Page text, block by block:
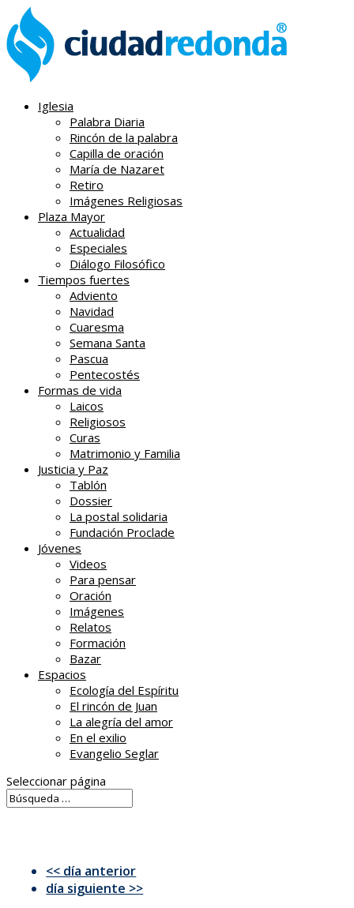
Iglesia
Palabra Diaria
Rincón de la palabra
Capilla de oración
María de Nazaret
Retiro
Imágenes Religiosas
Plaza Mayor
Actualidad
Especiales
Diálogo Filosófico
Tiempos fuertes
Adviento
Navidad
Cuaresma
Semana Santa
Pascua
Pentecostés
Formas de vida
Laicos
Religiosos
Curas
Matrimonio y Familia
Justicia y Paz
Tablón
Dossier
La postal solidaria
Fundación Proclade
Jóvenes
Videos
Para pensar
Oración
Imágenes
Relatos
Formación
Bazar
Espacios
Ecología del Espíritu
El rincón de Juan
La alegría del amor
En el exilio
Evangelio Seglar
Seleccionar página
<< día anterior
día siguiente >>